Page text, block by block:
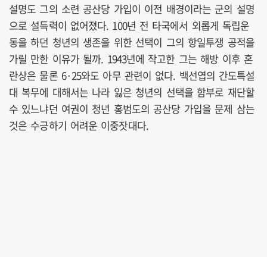
설명도 그의 소련 공산당 가입이 이전 배경이라는 군의 설명
으로 설득력이 없어졌다. 100년 전 타국에서 외롭게 독립운
동을 하던 청년의 생존을 위한 선택이 그의 항일투쟁 공적을
가릴 만한 이유가 될까. 1943년에 작고한 그는 해방 이후 혼
란상은 물론 6·25와도 아무 관련이 없다. 백선엽의 간도특설
대 복무에 대해서는 나라 잃은 청년의 선택을 함부로 재단할
수 있느냐던 여권이 청년 홍범도의 공산당 가입을 문제 삼는
것은 수긍하기 어려운 이중잣대다.